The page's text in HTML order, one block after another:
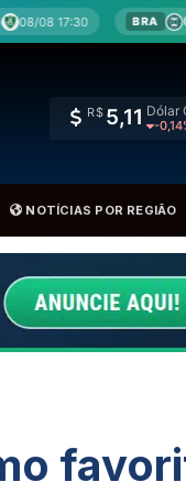
xChapecoense 08/08
R$ 5,11 Dólar
-
NOTÍCIAS POR REGIÃO